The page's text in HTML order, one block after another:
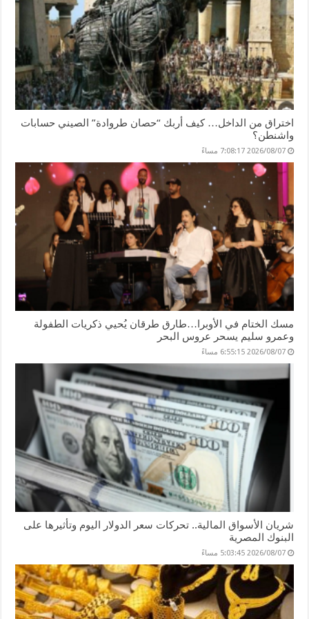
اختراق من الداخل… كيف أربك “حصان طروادة” الصيني حسابات
واشنطن؟
2026/08/07 7:08:17 مساءً
مسك الختام في الأوبرا…طارق طرقان يُحيي ذكريات الطفولة
وعمرو سليم يسحر عروس البحر
2026/08/07 6:55:15 مساءً
شريان الأسواق المالية.. تحركات سعر الدولار اليوم وتأثيرها على
البنوك المصرية
2026/08/07 5:03:45 مساءً